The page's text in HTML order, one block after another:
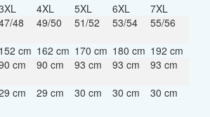
4XL 5XL 6XL
7XL
48 49/50 51/52 53/54
55/56
152 cm 162 cm 170 cm 180 cm 192 cm
cm 90 cm 93 cm 93 cm
93 cm
cm 29 cm 30 cm 30 cm 30 cm